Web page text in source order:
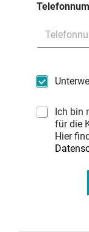
Ich bin
für die
Hier